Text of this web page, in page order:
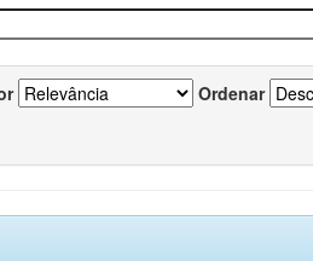
Ordenar